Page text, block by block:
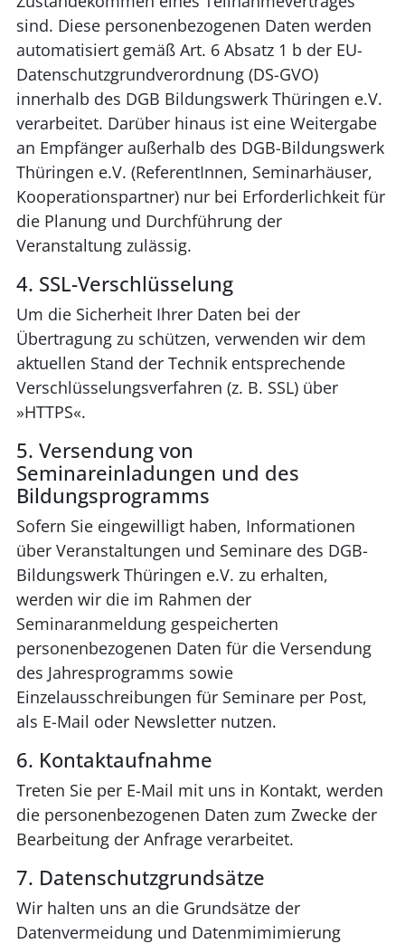
sind. Diese personenbezogenen Daten werden
automatisiert gemäß Art. 6 Absatz 1 b der EU-
Datenschutzgrundverordnung (DS-GVO)
innerhalb des DGB Bildungswerk Thüringen e.V.
verarbeitet. Darüber hinaus ist eine Weitergabe
an Empfänger außerhalb des DGB-Bildungswerk
Thüringen e.V. (ReferentInnen, Seminarhäuser,
Kooperationspartner) nur bei Erforderlichkeit für
die Planung und Durchführung der
Veranstaltung zulässig.
4. SSL-Verschlüsselung
Um die Sicherheit Ihrer Daten bei der
Übertragung zu schützen, verwenden wir dem
aktuellen Stand der Technik entsprechende
Verschlüsselungsverfahren (z. B. SSL) über
»HTTPS«.
5. Versendung von
Seminareinladungen und des
Bildungsprogramms
Sofern Sie eingewilligt haben, Informationen
über Veranstaltungen und Seminare des DGB-
Bildungswerk Thüringen e.V. zu erhalten,
werden wir die im Rahmen der
Seminaranmeldung gespeicherten
personenbezogenen Daten für die Versendung
des Jahresprogramms sowie
Einzelausschreibungen für Seminare per Post,
als E-Mail oder Newsletter nutzen.
6. Kontaktaufnahme
Treten Sie per E-Mail mit uns in Kontakt, werden
die personenbezogenen Daten zum Zwecke der
Bearbeitung der Anfrage verarbeitet.
7. Datenschutzgrundsätze
Wir halten uns an die Grundsätze der
Datenvermeidung und Datenmimimierung